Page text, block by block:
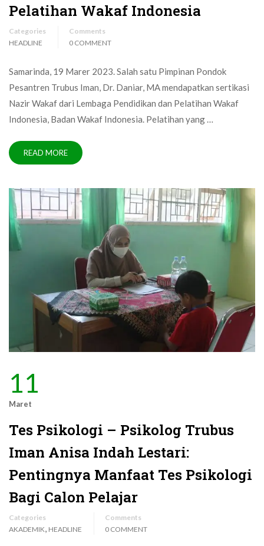
Pelatihan Wakaf Indonesia
Categories
HEADLINE
Comments
0 COMMENT
Samarinda, 19 Marer 2023. Salah satu Pimpinan Pondok
Pesantren Trubus Iman, Dr. Daniar, MA mendapatkan sertikasi
Nazir Wakaf dari Lembaga Pendidikan dan Pelatihan Wakaf
Indonesia, Badan Wakaf Indonesia. Pelatihan yang …
READ MORE
11
Maret
Tes Psikologi – Psikolog Trubus
Iman Anisa Indah Lestari:
Pentingnya Manfaat Tes Psikologi
Bagi Calon Pelajar
Categories
AKADEMIK, HEADLINE
Comments
0 COMMENT